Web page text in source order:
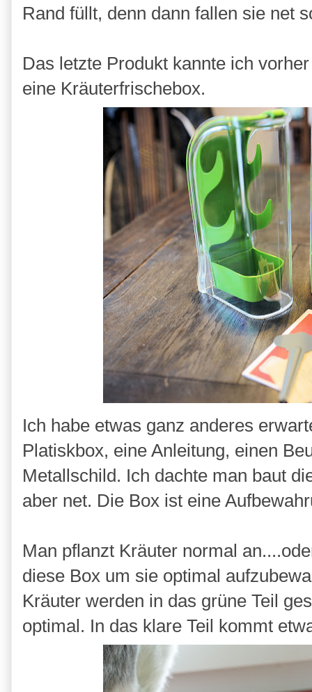
Rand füllt, denn dann fallen sie net
Das letzte Produkt kannte ich
eine Kräuterfrischebox.
Ich habe etwas ganz anderes
Platiskbox, eine Anleitung, einen
Metallschild. Ich dachte man baut
aber net. Die Box ist eine
Man pflanzt Kräuter normal
diese Box um sie optimal
Kräuter werden in das grüne Teil
optimal. In das klare Teil kommt